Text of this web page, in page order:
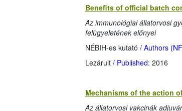
Benefits of official batch
Az immunológiai állatorvosi
felügyeletének előnyei
NÉBIH-es kutató / Authors
Lezárult / Published: 2016
Mechanisms of the action
Az állatorvosi vakcinák